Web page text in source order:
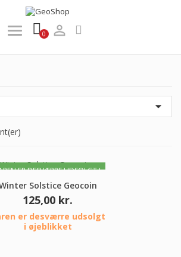
0 

ER DESVÆRRE UDSOLGT I
Solstice Geocoin
Pris
125,00 kr.
er desværre udsolgt
i øjeblikket